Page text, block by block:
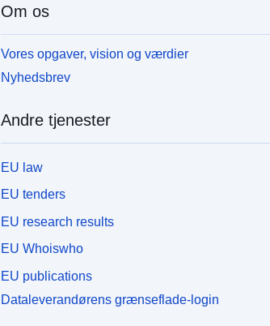
Om os
Vores opgaver, vision og værdier
Nyhedsbrev
Andre tjenester
EU law
EU tenders
EU research results
EU Whoiswho
EU publications
Dataleverandørens grænseflade-login